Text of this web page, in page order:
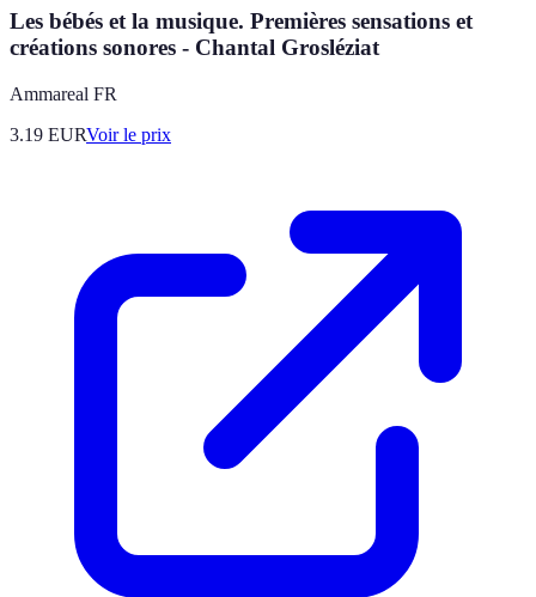
Les bébés et la musique. Premières sensations et
créations sonores - Chantal Grosléziat
Ammareal FR
3.19 EURVoir le prix